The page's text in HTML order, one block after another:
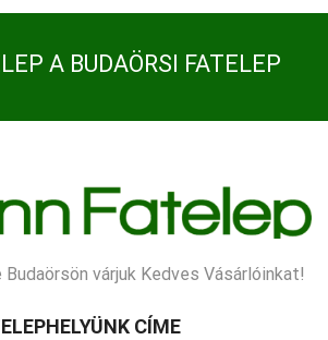
A BUDAÖRSI FATELEP
várjuk Kedves Vásárlóinkat!
CÍME